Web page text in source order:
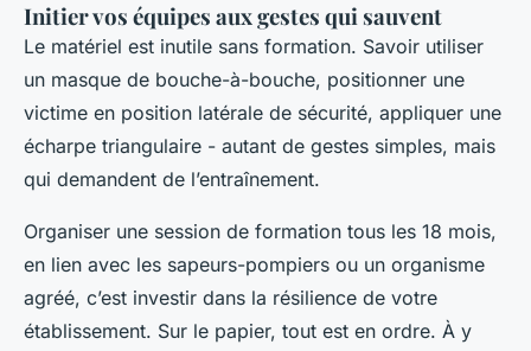
Initier vos équipes aux gestes qui sauvent
Le matériel est inutile sans formation. Savoir utiliser
un masque de bouche-à-bouche, positionner une
victime en position latérale de sécurité, appliquer une
écharpe triangulaire - autant de gestes simples, mais
qui demandent de l’entraînement.
Organiser une session de formation tous les 18 mois,
en lien avec les sapeurs-pompiers ou un organisme
agréé, c’est investir dans la résilience de votre
établissement. Sur le papier, tout est en ordre. À y